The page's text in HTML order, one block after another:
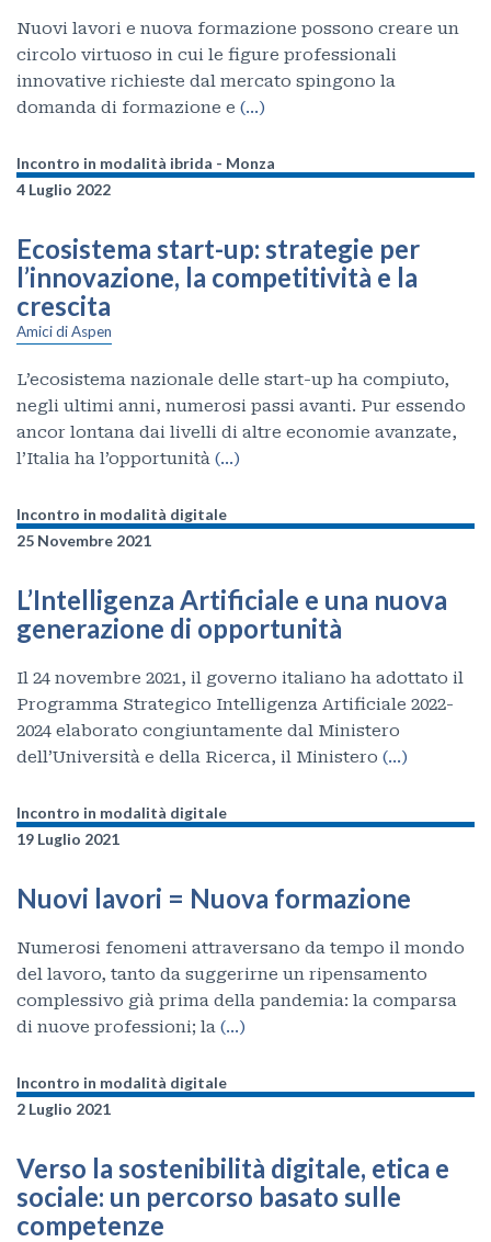
Nuovi lavori e nuova formazione possono creare un
circolo virtuoso in cui le figure professionali
innovative richieste dal mercato spingono la
domanda di formazione e (…)
Incontro in modalità ibrida - Monza
4 Luglio 2022
Ecosistema start-up: strategie per
l’innovazione, la competitività e la
crescita
Amici di Aspen
L’ecosistema nazionale delle start-up ha compiuto,
negli ultimi anni, numerosi passi avanti. Pur essendo
ancor lontana dai livelli di altre economie avanzate,
l’Italia ha l’opportunità (…)
Incontro in modalità digitale
25 Novembre 2021
L’Intelligenza Artificiale e una nuova
generazione di opportunità
Il 24 novembre 2021, il governo italiano ha adottato il
Programma Strategico Intelligenza Artificiale 2022-
2024 elaborato congiuntamente dal Ministero
dell’Università e della Ricerca, il Ministero (…)
Incontro in modalità digitale
19 Luglio 2021
Nuovi lavori = Nuova formazione
Numerosi fenomeni attraversano da tempo il mondo
del lavoro, tanto da suggerirne un ripensamento
complessivo già prima della pandemia: la comparsa
di nuove professioni; la (…)
Incontro in modalità digitale
2 Luglio 2021
Verso la sostenibilità digitale, etica e
sociale: un percorso basato sulle
competenze